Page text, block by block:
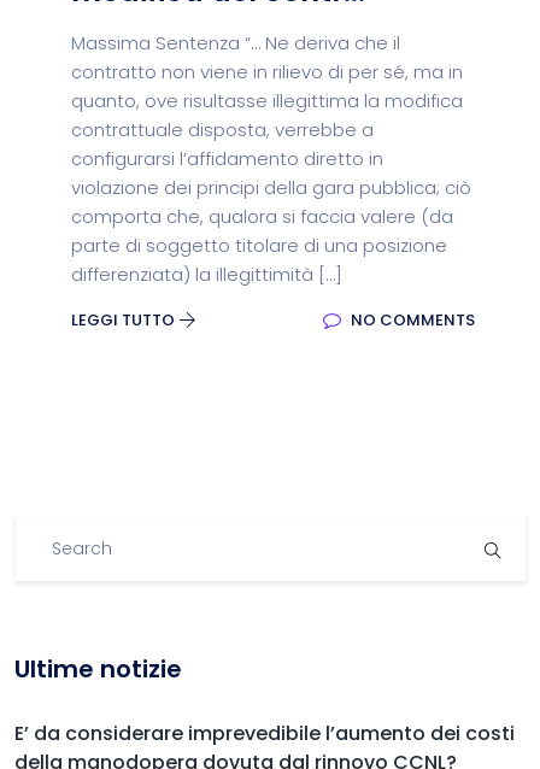
Massima Sentenza “… Ne deriva che il
contratto non viene in rilievo di per sé, ma in
quanto, ove risultasse illegittima la modifica
contrattuale disposta, verrebbe a
configurarsi l’affidamento diretto in
violazione dei principi della gara pubblica; ciò
comporta che, qualora si faccia valere (da
parte di soggetto titolare di una posizione
differenziata) la illegittimità […]
LEGGI TUTTO NO COMMENTS
Ultime notizie
E’ da considerare imprevedibile l’aumento dei costi
della manodopera dovuta dal rinnovo CCNL?